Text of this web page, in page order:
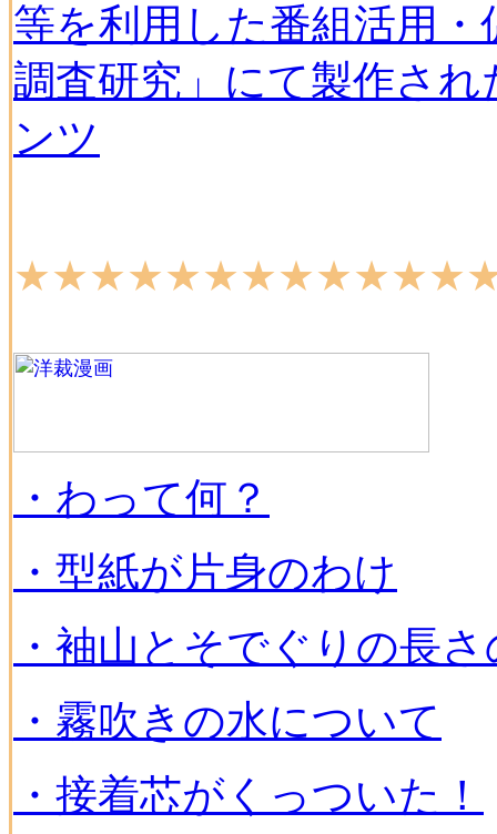
等を利用した番組活用・
調査研究」にて製作さ
ンツ
・わって何？
・型紙が片身のわけ
・袖山とそでぐりの長
・霧吹きの水について
・接着芯がくっついた！